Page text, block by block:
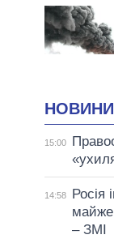
НОВИНИ
15:00
14:58
Росія
майже
– ЗМІ